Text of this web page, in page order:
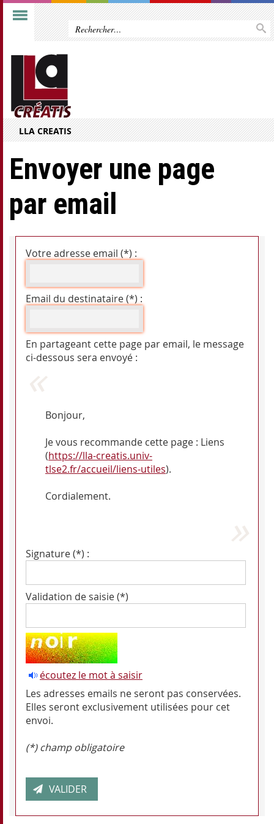
LLA CREATIS
Envoyer une page
par email
Votre adresse email (*) :
Email du destinataire (*) :
En partageant cette page par email, le message
ci-dessous sera envoyé :
Bonjour,
Je vous recommande cette page : Liens
(https://lla-creatis.univ-
tlse2.fr/accueil/liens-utiles).
Cordialement.
Signature (*) :
Validation de saisie (*)
écoutez le mot à saisir
Les adresses emails ne seront pas conservées.
Elles seront exclusivement utilisées pour cet
envoi.
(*) champ obligatoire